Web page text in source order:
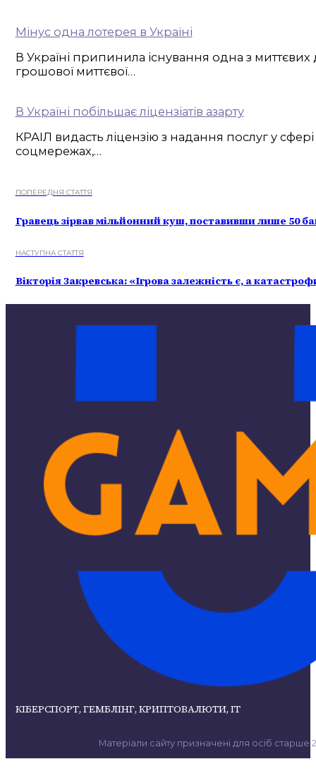
Мінус одна лотерея в Україні
В Україні припинила існування одна з
грошової миттєвої…
В Україні побільшає ліцензіатів азарту
КРАІЛ видасть ліцензію з надання послуг у
соцмережах,…
ПОПЕРЕДНЯ СТАТТЯ
Гравець зірвав мільйонний куш, поставивши лише 50
НАСТУПНА СТАТТЯ
Вікторія Закревська: «Ігрова залежність є, а
КІБЕРСПОРТ, ГЕМБЛІНГ, КРИПТОВАЛЮТИ, ІТ
Матеріали сайту призначені для осіб старше